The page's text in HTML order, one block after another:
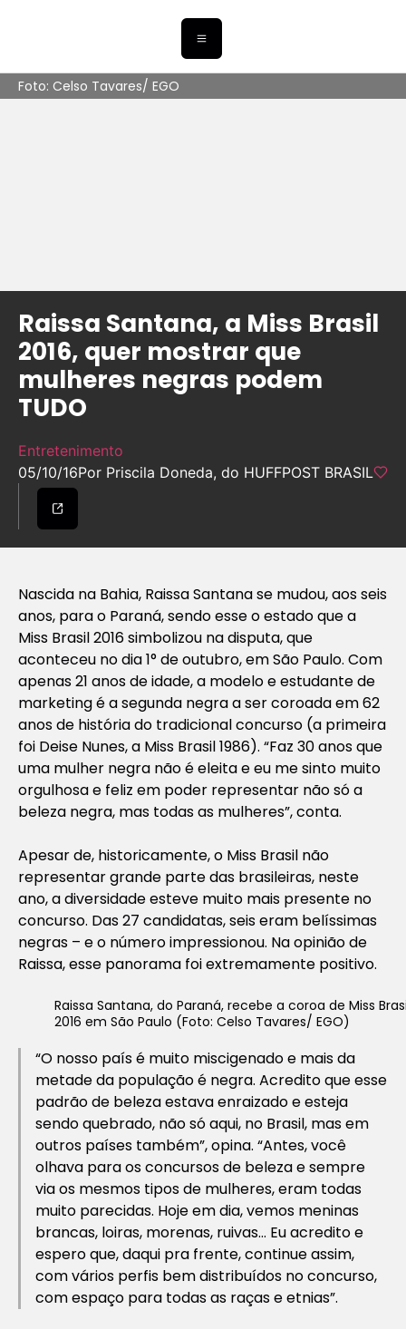
Foto: Celso Tavares/ EGO
Raissa Santana, a Miss Brasil
2016, quer mostrar que
mulheres negras podem
TUDO
Entretenimento
05/10/16Por Priscila Doneda, do HUFFPOST BRASIL
Nascida na Bahia, Raissa Santana se mudou, aos seis
anos, para o Paraná, sendo esse o estado que a
Miss Brasil 2016 simbolizou na disputa, que
aconteceu no dia 1° de outubro, em São Paulo. Com
apenas 21 anos de idade, a modelo e estudante de
marketing é a segunda negra a ser coroada em 62
anos de história do tradicional concurso (a primeira
foi Deise Nunes, a Miss Brasil 1986). “Faz 30 anos que
uma mulher negra não é eleita e eu me sinto muito
orgulhosa e feliz em poder representar não só a
beleza negra, mas todas as mulheres”, conta.
Apesar de, historicamente, o Miss Brasil não
representar grande parte das brasileiras, neste
ano, a diversidade esteve muito mais presente no
concurso. Das 27 candidatas, seis eram belíssimas
negras – e o número impressionou. Na opinião de
Raissa, esse panorama foi extremamente positivo.
Raissa Santana, do Paraná, recebe a coroa de Miss
2016 em São Paulo (Foto: Celso Tavares/ EGO)
“O nosso país é muito miscigenado e mais da
metade da população é negra. Acredito que esse
padrão de beleza estava enraizado e esteja
sendo quebrado, não só aqui, no Brasil, mas em
outros países também”, opina. “Antes, você
olhava para os concursos de beleza e sempre
via os mesmos tipos de mulheres, eram todas
muito parecidas. Hoje em dia, vemos meninas
brancas, loiras, morenas, ruivas… Eu acredito e
espero que, daqui pra frente, continue assim,
com vários perfis bem distribuídos no concurso,
com espaço para todas as raças e etnias”.